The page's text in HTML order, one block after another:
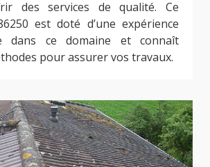
des services de qualité. Ce
est doté d’une expérience
dans ce domaine et connaît
pour assurer vos travaux.